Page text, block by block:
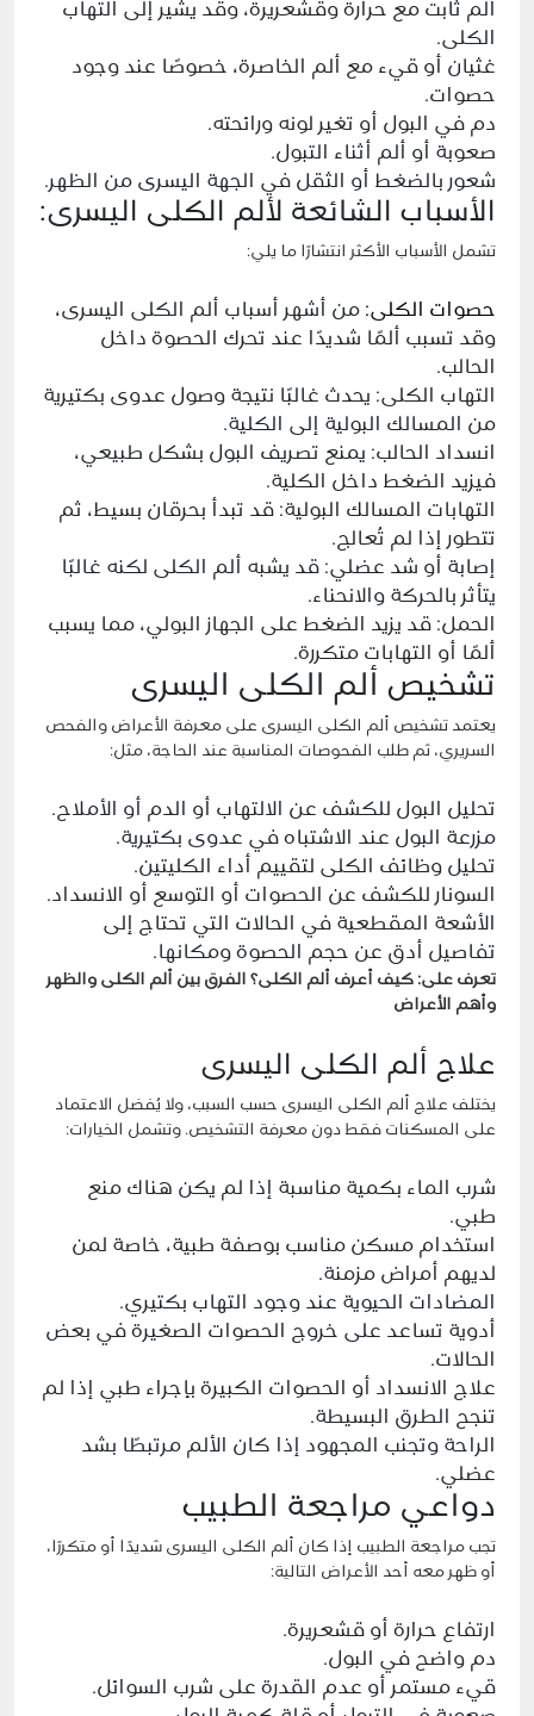
ألم ثابت مع حرارة وقشعريرة، وقد يشير إلى التهاب
الكلى.
غثيان أو قيء مع ألم الخاصرة، خصوصًا عند وجود
حصوات.
دم في البول أو تغير لونه ورائحته.
صعوبة أو ألم أثناء التبول.
شعور بالضغط أو الثقل في الجهة اليسرى من الظهر.
الأسباب الشائعة لألم الكلى اليسرى:
تشمل الأسباب الأكثر انتشارًا ما يلي:
حصوات الكلى: من أشهر أسباب ألم الكلى اليسرى،
وقد تسبب ألمًا شديدًا عند تحرك الحصوة داخل
الحالب.
التهاب الكلى: يحدث غالبًا نتيجة وصول عدوى بكتيرية
من المسالك البولية إلى الكلية.
انسداد الحالب: يمنع تصريف البول بشكل طبيعي،
فيزيد الضغط داخل الكلية.
التهابات المسالك البولية: قد تبدأ بحرقان بسيط، ثم
تتطور إذا لم تُعالج.
إصابة أو شد عضلي: قد يشبه ألم الكلى لكنه غالبًا
يتأثر بالحركة والانحناء.
الحمل: قد يزيد الضغط على الجهاز البولي، مما يسبب
ألمًا أو التهابات متكررة.
تشخيص ألم الكلى اليسرى
يعتمد تشخيص ألم الكلى اليسرى على معرفة الأعراض والفحص
السريري، ثم طلب الفحوصات المناسبة عند الحاجة، مثل:
تحليل البول للكشف عن الالتهاب أو الدم أو الأملاح.
مزرعة البول عند الاشتباه في عدوى بكتيرية.
تحليل وظائف الكلى لتقييم أداء الكليتين.
السونار للكشف عن الحصوات أو التوسع أو الانسداد.
الأشعة المقطعية في الحالات التي تحتاج إلى
تفاصيل أدق عن حجم الحصوة ومكانها.
تعرف على: كيف أعرف ألم الكلى؟ الفرق بين ألم الكلى والظهر
وأهم الأعراض
علاج ألم الكلى اليسرى
يختلف علاج ألم الكلى اليسرى حسب السبب، ولا يُفضل الاعتماد
على المسكنات فقط دون معرفة التشخيص. وتشمل الخيارات:
شرب الماء بكمية مناسبة إذا لم يكن هناك منع
طبي.
استخدام مسكن مناسب بوصفة طبية، خاصة لمن
لديهم أمراض مزمنة.
المضادات الحيوية عند وجود التهاب بكتيري.
أدوية تساعد على خروج الحصوات الصغيرة في بعض
الحالات.
علاج الانسداد أو الحصوات الكبيرة بإجراء طبي إذا لم
تنجح الطرق البسيطة.
الراحة وتجنب المجهود إذا كان الألم مرتبطًا بشد
عضلي.
دواعي مراجعة الطبيب
تجب مراجعة الطبيب إذا كان ألم الكلى اليسرى شديدًا أو متكررًا،
أو ظهر معه أحد الأعراض التالية:
ارتفاع حرارة أو قشعريرة.
دم واضح في البول.
قيء مستمر أو عدم القدرة على شرب السوائل.